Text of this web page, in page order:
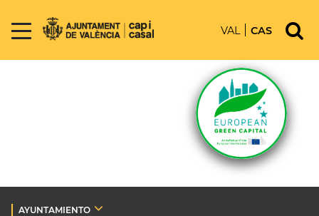
VAL CAS
AYUNTAMIENTO